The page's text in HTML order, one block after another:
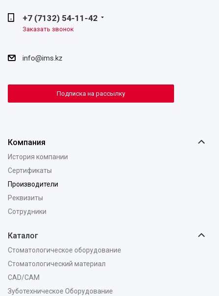
+7 (7132) 54-11-42
Заказать звонок
info@ims.kz
Подписка на рассылку
Компания
История компании
Сертификаты
Производители
Реквизиты
Сотрудники
Каталог
Стоматологическое оборудование
Стоматологический материал
CAD/CAM
Зуботехническое Оборудование